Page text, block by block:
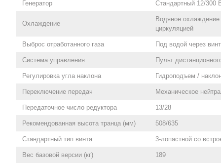
Генератор Стандартный 12/300
Охлаждение
Водяное охлаждение
циркуляцией
Выброс отработанного газа Под водой через винт
Система управления Пульт
Регулировка угла наклона Гидроподъем /
Переключение передач Механическое
Передаточное число редуктора 13/28
Рекомендованная высота транца (мм) 508/635
Стандартный тип винта 3-лопастной со
Вес базовой версии (кг) 189